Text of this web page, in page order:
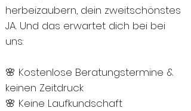
herbeizaubern, dein zweitschönstes
JA. Und das erwartet dich bei bei
uns:
🌸 Kostenlose Beratungstermine &
keinen Zeitdruck
🌸 Keine Laufkundschaft